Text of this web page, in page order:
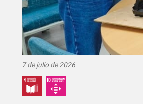
7 de julio de 2026